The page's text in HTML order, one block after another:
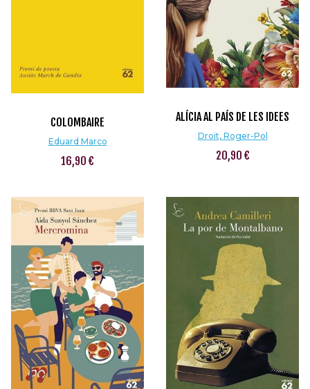
COLOMBAIRE
Eduard Marco
16,90 €
ALÍCIA AL PAÍS DE LES IDEES
Droit, Roger-Pol
20,90 €